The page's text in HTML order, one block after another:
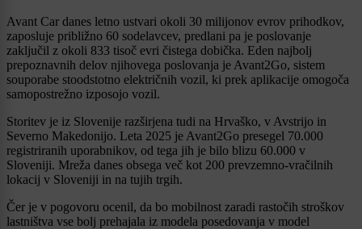
Avant Car danes letno ustvari okoli 30 milijonov evrov prihodkov,
zaposluje približno 60 sodelavcev, predlani pa je poslovanje
zaključil z okoli 833 tisoč evri čistega dobička. Eden najbolj
prepoznavnih delov njihovega poslovanja je Avant2Go, sistem
souporabe stoodstotno električnih vozil, ki prek aplikacije omogoča
samopostrežno izposojo vozil.
Storitev je iz Slovenije razširjena tudi na Hrvaško, v Avstrijo in
Severno Makedonijo. Leta 2025 je Avant2Go presegel 70.000
registriranih uporabnikov, od tega jih je bilo blizu 60.000 v
Sloveniji. Mreža danes obsega več kot 200 prevzemno-vračilnih
lokacij v Sloveniji in na tujih trgih.
Čer je v pogovoru ocenil, da bo mobilnost zaradi rastočih stroškov
lastništva vse bolj prehajala iz modela posedovanja v model